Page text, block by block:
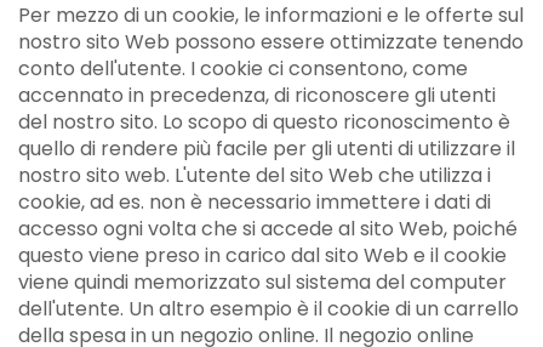
Per mezzo di un cookie, le informazioni e le offerte sul
nostro sito Web possono essere ottimizzate tenendo
conto dell'utente. I cookie ci consentono, come
accennato in precedenza, di riconoscere gli utenti
del nostro sito. Lo scopo di questo riconoscimento è
quello di rendere più facile per gli utenti di utilizzare il
nostro sito web. L'utente del sito Web che utilizza i
cookie, ad es. non è necessario immettere i dati di
accesso ogni volta che si accede al sito Web, poiché
questo viene preso in carico dal sito Web e il cookie
viene quindi memorizzato sul sistema del computer
dell'utente. Un altro esempio è il cookie di un carrello
della spesa in un negozio online. Il negozio online